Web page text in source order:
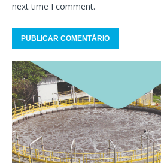
next time I comment.